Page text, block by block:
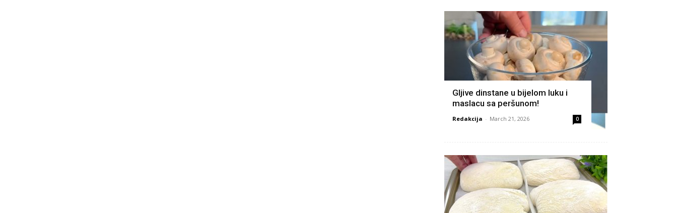
Gljive dinstane u bijelom luku i
maslacu sa peršunom!
Redakcija - March 21, 2026 0